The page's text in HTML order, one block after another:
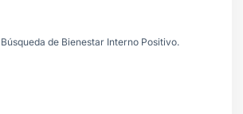
Búsqueda de Bienestar Interno Positivo.